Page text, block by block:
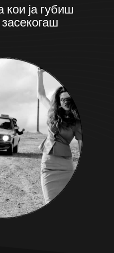
ја губиш